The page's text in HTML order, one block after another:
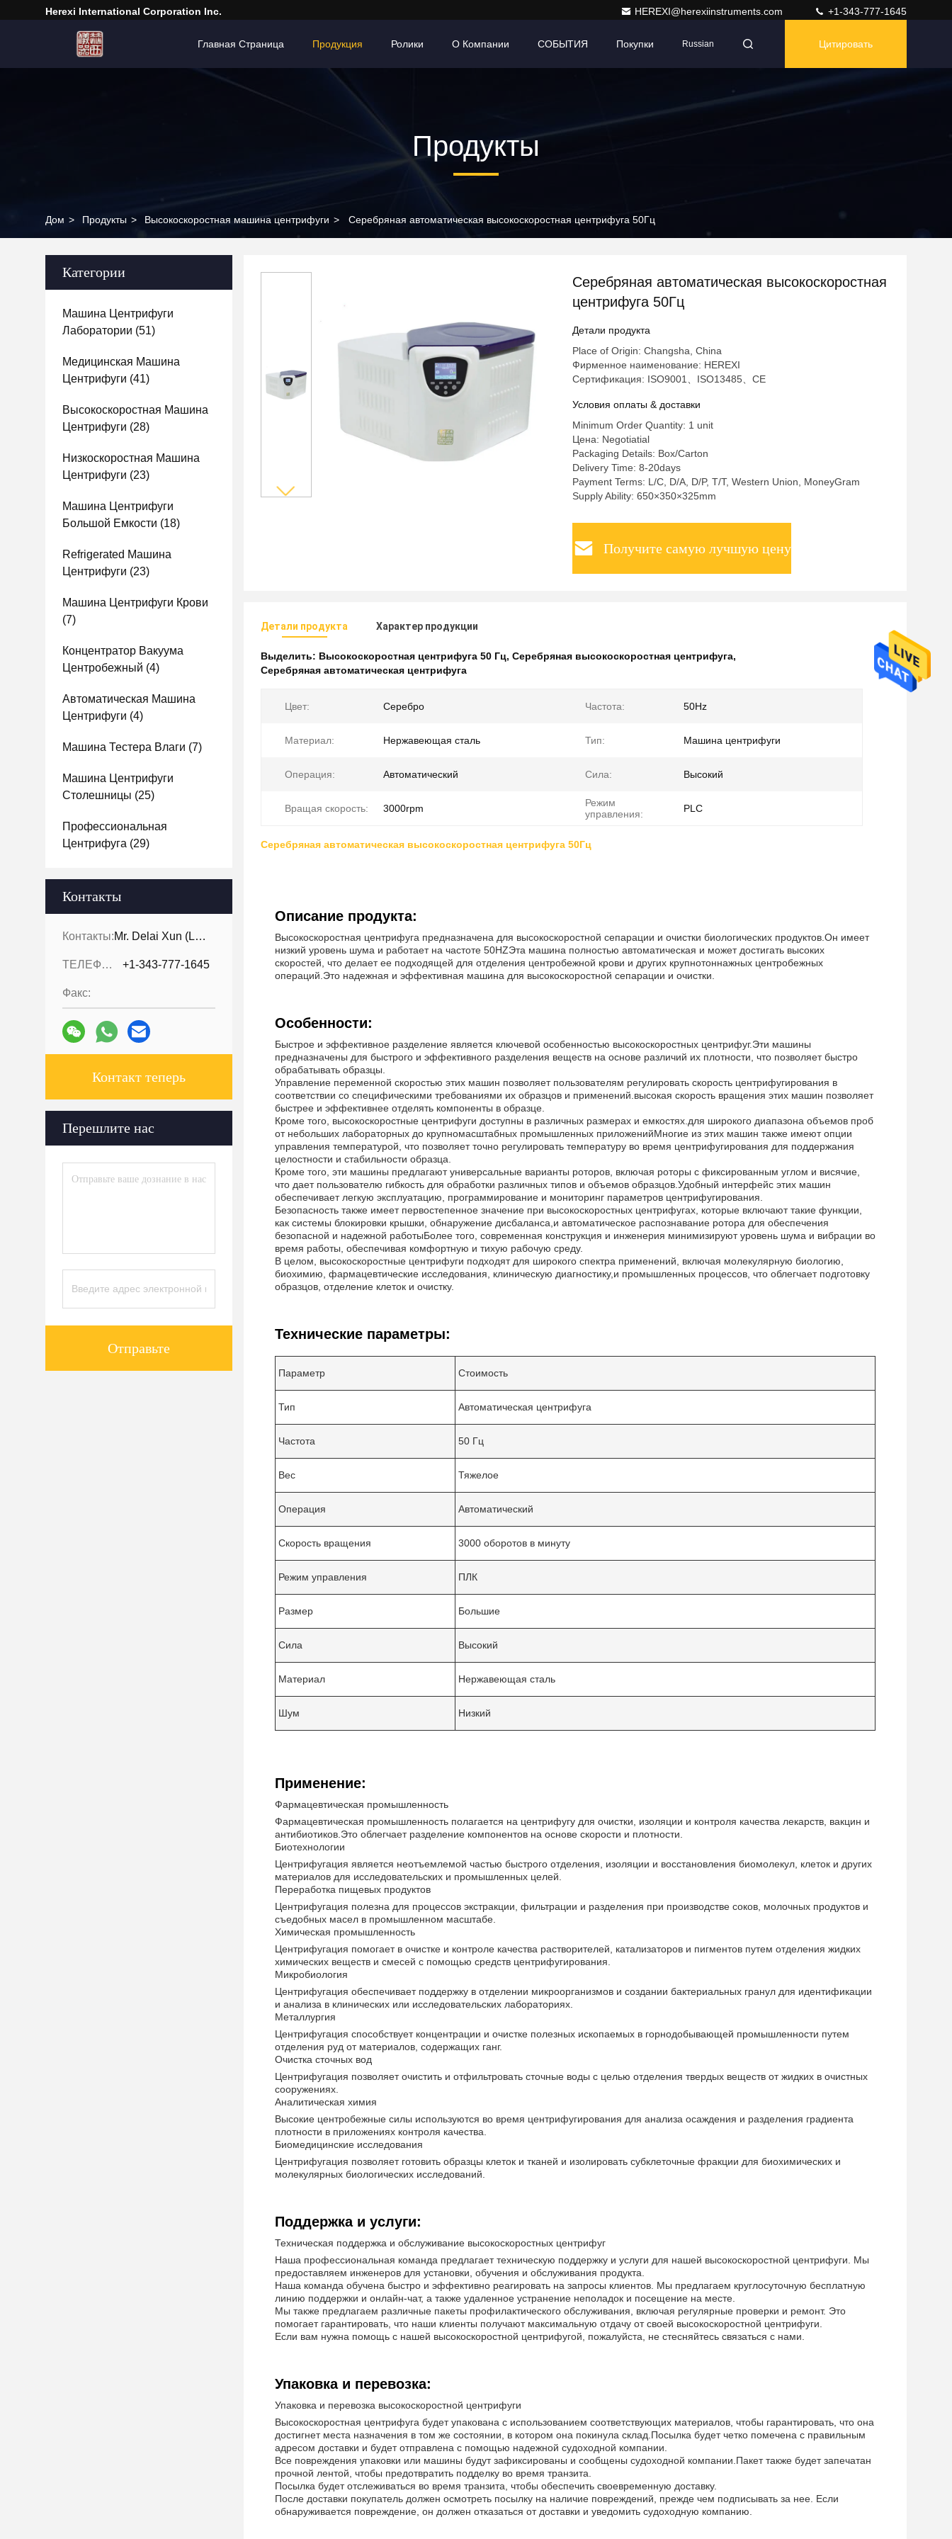
Herexi International Corporation Inc. HEREXI@herexiinstruments.com +1-343-777-1645
Главная Страница Продукция Ролики О Компании СОБЫТИЯ Покупки Russian Цитировать
Продукты
Дом > Продукты > Высокоскоростная машина центрифуги > Серебряная автоматическая высокоскоростная центрифуга 50Гц
Категории
Машина Центрифуги
Лаборатории (51)
Медицинская Машина
Центрифуги (41)
Высокоскоростная Машина
Центрифуги (28)
Низкоскоростная Машина
Центрифуги (23)
Машина Центрифуги
Большой Емкости (18)
Refrigerated Машина
Центрифуги (23)
Машина Центрифуги Крови
(7)
Концентратор Вакуума
Центробежный (4)
Автоматическая Машина
Центрифуги (4)
Машина Тестера Влаги (7)
Машина Центрифуги
Столешницы (25)
Профессиональная
Центрифуга (29)
Контакты
Контакты: Mr. Delai Xun (Leo)
ТЕЛЕФОН:: +1-343-777-1645
Факс:
Контакт теперь
Перешлите нас
Отправьте
Серебряная автоматическая высокоскоростная
центрифуга 50Гц
Детали продукта
Place of Origin: Changsha, China
Фирменное наименование: HEREXI
Сертификация: ISO9001、ISO13485、CE
Условия оплаты & доставки
Minimum Order Quantity: 1 unit
Цена: Negotiatial
Packaging Details: Box/Carton
Delivery Time: 8-20days
Payment Terms: L/C, D/A, D/P, T/T, Western Union, MoneyGram
Supply Ability: 650×350×325mm
Получите самую лучшую цену
Детали продукта Характер продукции
Выделить: Высокоскоростная центрифуга 50 Гц, Серебряная высокоскоростная центрифуга,
Серебряная автоматическая центрифуга
Цвет: Серебро Частота: 50Hz
Материал: Нержавеющая сталь Тип: Машина центрифуги
Операция: Автоматический Сила: Высокий
Вращая скорость: 3000rpm
Режим
управления:
PLC
Серебряная автоматическая высокоскоростная центрифуга 50Гц
Описание продукта:
Высокоскоростная центрифуга предназначена для высокоскоростной сепарации и очистки биологических продуктов.Он имеет
низкий уровень шума и работает на частоте 50HZЭта машина полностью автоматическая и может достигать высоких
скоростей, что делает ее подходящей для отделения центробежной крови и других крупнотоннажных центробежных
операций.Это надежная и эффективная машина для высокоскоростной сепарации и очистки.
Особенности:
Быстрое и эффективное разделение является ключевой особенностью высокоскоростных центрифуг.Эти машины
предназначены для быстрого и эффективного разделения веществ на основе различий их плотности, что позволяет быстро
обрабатывать образцы.
Управление переменной скоростью этих машин позволяет пользователям регулировать скорость центрифугирования в
соответствии со специфическими требованиями их образцов и применений.высокая скорость вращения этих машин позволяет
быстрее и эффективнее отделять компоненты в образце.
Кроме того, высокоскоростные центрифуги доступны в различных размерах и емкостях.для широкого диапазона объемов проб
от небольших лабораторных до крупномасштабных промышленных приложенийМногие из этих машин также имеют опции
управления температурой, что позволяет точно регулировать температуру во время центрифугирования для поддержания
целостности и стабильности образца.
Кроме того, эти машины предлагают универсальные варианты роторов, включая роторы с фиксированным углом и висячие,
что дает пользователю гибкость для обработки различных типов и объемов образцов.Удобный интерфейс этих машин
обеспечивает легкую эксплуатацию, программирование и мониторинг параметров центрифугирования.
Безопасность также имеет первостепенное значение при высокоскоростных центрифугах, которые включают такие функции,
как системы блокировки крышки, обнаружение дисбаланса,и автоматическое распознавание ротора для обеспечения
безопасной и надежной работыБолее того, современная конструкция и инженерия минимизируют уровень шума и вибрации во
время работы, обеспечивая комфортную и тихую рабочую среду.
В целом, высокоскоростные центрифуги подходят для широкого спектра применений, включая молекулярную биологию,
биохимию, фармацевтические исследования, клиническую диагностику,и промышленных процессов, что облегчает подготовку
образцов, отделение клеток и очистку.
Технические параметры:
Параметр Стоимость
Тип Автоматическая центрифуга
Частота 50 Гц
Вес Тяжелое
Операция Автоматический
Скорость вращения 3000 оборотов в минуту
Режим управления ПЛК
Размер Большие
Сила Высокий
Материал Нержавеющая сталь
Шум Низкий
Применение:
Фармацевтическая промышленность
Фармацевтическая промышленность полагается на центрифугу для очистки, изоляции и контроля качества лекарств, вакцин и
антибиотиков.Это облегчает разделение компонентов на основе скорости и плотности.
Биотехнологии
Центрифугация является неотъемлемой частью быстрого отделения, изоляции и восстановления биомолекул, клеток и других
материалов для исследовательских и промышленных целей.
Переработка пищевых продуктов
Центрифугация полезна для процессов экстракции, фильтрации и разделения при производстве соков, молочных продуктов и
съедобных масел в промышленном масштабе.
Химическая промышленность
Центрифугация помогает в очистке и контроле качества растворителей, катализаторов и пигментов путем отделения жидких
химических веществ и смесей с помощью средств центрифугирования.
Микробиология
Центрифугация обеспечивает поддержку в отделении микроорганизмов и создании бактериальных гранул для идентификации
и анализа в клинических или исследовательских лабораториях.
Металлургия
Центрифугация способствует концентрации и очистке полезных ископаемых в горнодобывающей промышленности путем
отделения руд от материалов, содержащих ганг.
Очистка сточных вод
Центрифугация позволяет очистить и отфильтровать сточные воды с целью отделения твердых веществ от жидких в очистных
сооружениях.
Аналитическая химия
Высокие центробежные силы используются во время центрифугирования для анализа осаждения и разделения градиента
плотности в приложениях контроля качества.
Биомедицинские исследования
Центрифугация позволяет готовить образцы клеток и тканей и изолировать субклеточные фракции для биохимических и
молекулярных биологических исследований.
Поддержка и услуги:
Техническая поддержка и обслуживание высокоскоростных центрифуг
Наша профессиональная команда предлагает техническую поддержку и услуги для нашей высокоскоростной центрифуги. Мы
предоставляем инженеров для установки, обучения и обслуживания продукта.
Наша команда обучена быстро и эффективно реагировать на запросы клиентов. Мы предлагаем круглосуточную бесплатную
линию поддержки и онлайн-чат, а также удаленное устранение неполадок и посещение на месте.
Мы также предлагаем различные пакеты профилактического обслуживания, включая регулярные проверки и ремонт. Это
помогает гарантировать, что наши клиенты получают максимальную отдачу от своей высокоскоростной центрифуги.
Если вам нужна помощь с нашей высокоскоростной центрифугой, пожалуйста, не стесняйтесь связаться с нами.
Упаковка и перевозка:
Упаковка и перевозка высокоскоростной центрифуги
Высокоскоростная центрифуга будет упакована с использованием соответствующих материалов, чтобы гарантировать, что она
достигнет места назначения в том же состоянии, в котором она покинула склад.Посылка будет четко помечена с правильным
адресом доставки и будет отправлена с помощью надежной судоходной компании.
Все повреждения упаковки или машины будут зафиксированы и сообщены судоходной компании.Пакет также будет запечатан
прочной лентой, чтобы предотвратить подделку во время транзита.
Посылка будет отслеживаться во время транзита, чтобы обеспечить своевременную доставку.
После доставки покупатель должен осмотреть посылку на наличие повреждений, прежде чем подписывать за нее. Если
обнаруживается повреждение, он должен отказаться от доставки и уведомить судоходную компанию.